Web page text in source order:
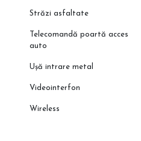
Străzi asfaltate
Telecomandă poartă acces
auto
Ușă intrare metal
Videointerfon
Wireless